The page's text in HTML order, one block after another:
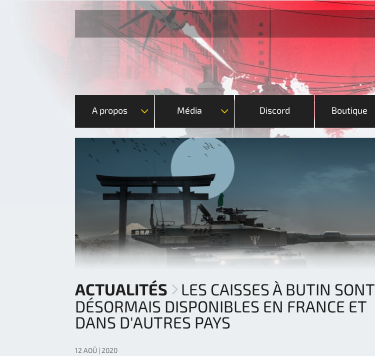
A propos Média Discord Boutique
ACTUALITÉS
LES CAISSES À BUTIN SONT
DÉSORMAIS DISPONIBLES EN FRANCE ET
DANS D'AUTRES PAYS
12 AOÛ | 2020